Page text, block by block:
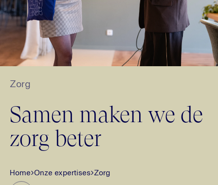
Zorg
Samen maken we de
zorg beter
Home›Onze expertises›Zorg